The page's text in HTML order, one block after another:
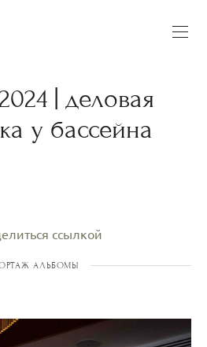
| деловая
у бассейна
ссылкой
АЛЬБОМЫ